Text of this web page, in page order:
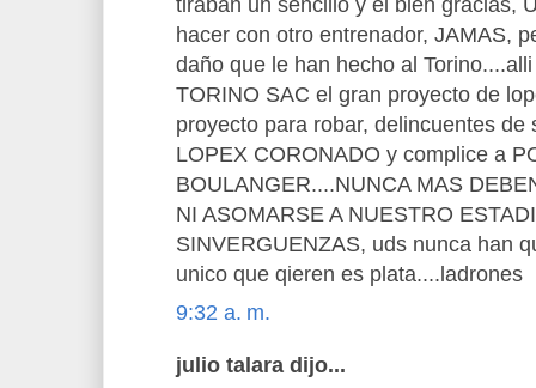
tiraban un sencillo y el bien gracias,
hacer con otro entrenador, JAMAS,
daño que le han hecho al
TORINO SAC el gran proyecto de
proyecto para robar, delincuentes de
LOPEX CORONADO y complice a
BOULANGER....NUNCA MAS
NI ASOMARSE A NUESTRO
SINVERGUENZAS, uds nunca han
unico que qieren es plata....ladrones
9:32 a. m.
julio talara dijo...